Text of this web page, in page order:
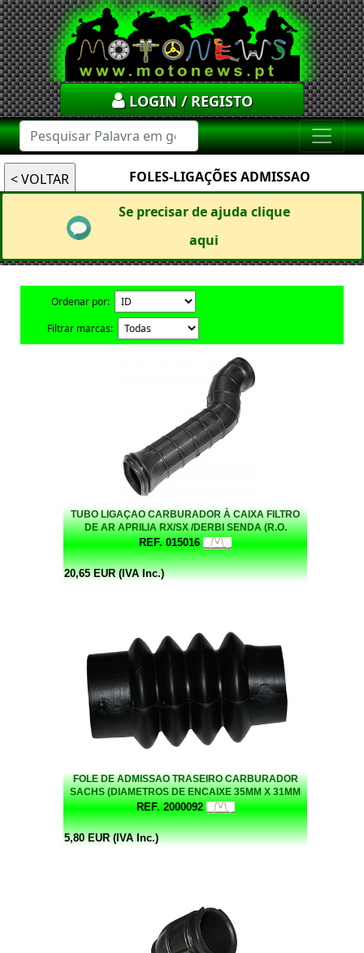
LOGIN / REGISTO
FOLES-LIGAÇÕES ADMISSAO
Se precisar de ajuda clique
aqui
Ordenar por:
Filtrar marcas:
TUBO LIGAÇAO CARBURADOR À CAIXA FILTRO
DE AR APRILIA RX/SX /DERBI SENDA (R.O.
00H03207261)
REF. 015016
20,65 EUR (IVA Inc.)
FOLE DE ADMISSAO TRASEIRO CARBURADOR
SACHS (DIAMETROS DE ENCAIXE 35MM X 31MM
COM 86MM COMPRIDO)
REF. 2000092
5,80 EUR (IVA Inc.)